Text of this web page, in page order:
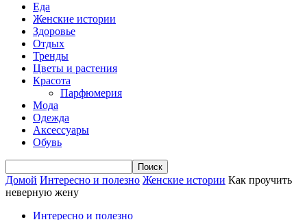
Еда
Женские истории
Здоровье
Отдых
Тренды
Цветы и растения
Красота
Парфюмерия
Мода
Одежда
Аксессуары
Обувь
Домой Интересно и полезно Женские истории Как проучить
неверную жену
Интересно и полезно